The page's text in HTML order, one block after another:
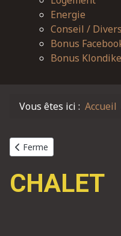
Energie
Conseil / Divers
Bonus
Bonus
Vous êtes ici : Accueil
Article précédent : Ferme
Ferme
CHALET